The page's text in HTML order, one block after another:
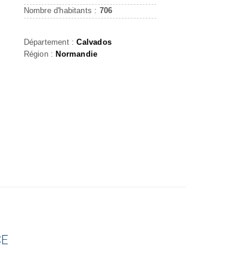
Nombre d'habitants : 706
Département :Calvados
Région : Normandie